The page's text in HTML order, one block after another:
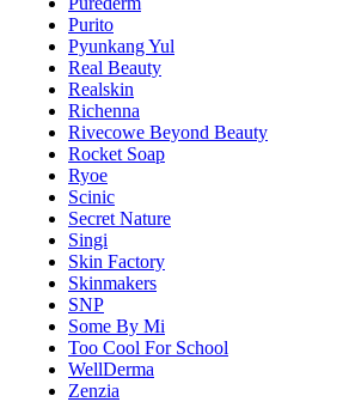
Purito
Pyunkang Yul
Real Beauty
Realskin
Richenna
Rivecowe Beyond Beauty
Rocket Soap
Ryoe
Scinic
Secret Nature
Singi
Skin Factory
Skinmakers
SNP
Some By Mi
Too Cool For School
WellDerma
Zenzia